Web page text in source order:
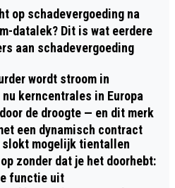
op schadevergoeding na
datalek? Dit is wat eerdere
aan schadevergoeding
wordt stroom in
nu kerncentrales in Europa
de droogte — en dit merk
een dynamisch contract
slokt mogelijk tientallen
zonder dat je het doorhebt:
functie uit